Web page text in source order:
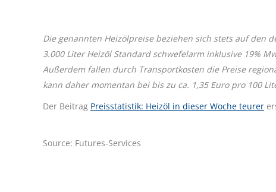
Die genannten Heizölpreise beziehen sich stets auf den
3.000 Liter Heizöl Standard schwefelarm inklusive 19%
Außerdem fallen durch Transportkosten die Preise
kann daher momentan bei bis zu ca. 1,35 Euro pro 100
Der Beitrag Preisstatistik: Heizöl in dieser Woche teurer
Source: Futures-Services